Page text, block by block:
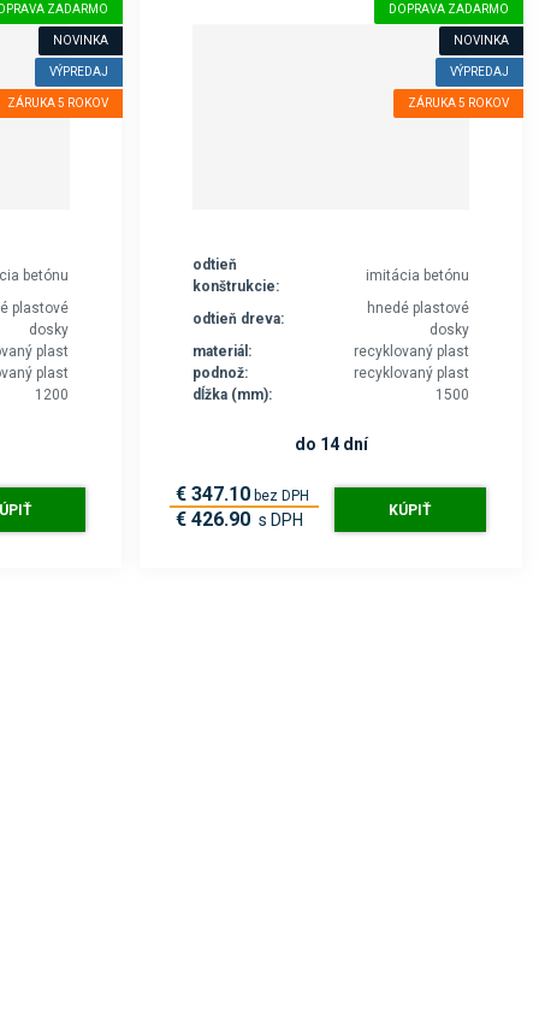
ZADARMO
NOVINKA
VÝPREDAJ
ZÁRUKA 5 ROKOV
betónu
plastové
dosky
plast
plast
1200
DOPRAVA ZADARMO
NOVINKA
VÝPREDAJ
ZÁRUKA 5 ROKOV
odtieň
konštrukcie:
imitácia betónu
odtieň dreva:
hnedé plastové
dosky
materiál:
recyklovaný plast
podnož:
recyklovaný plast
dĺžka (mm):
1500
do 14 dní
€ 347.10 bez DPH
€ 426.90 s DPH KÚPIŤ